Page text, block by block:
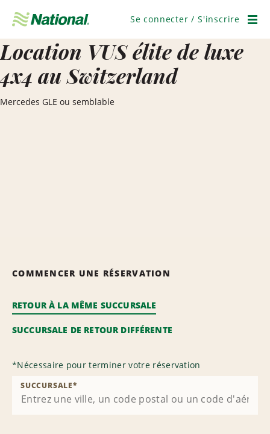
navigation
Se connecter / S'inscrire
Location VUS élite de luxe
4x4 au Switzerland
Mercedes GLE ou semblable
COMMENCER UNE RÉSERVATION
RETOUR À LA MÊME SUCCURSALE
SUCCURSALE DE RETOUR DIFFÉRENTE
*Nécessaire pour terminer votre réservation
SUCCURSALE*